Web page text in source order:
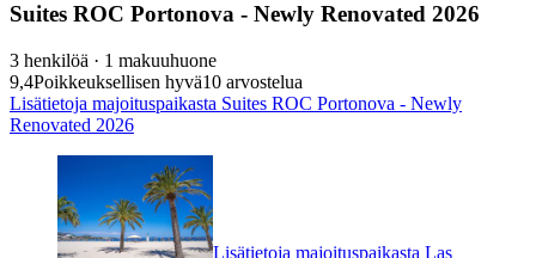
Suites ROC Portonova - Newly Renovated 2026
3 henkilöä · 1 makuuhuone
9,4Poikkeuksellisen hyvä10 arvostelua
Lisätietoja majoituspaikasta Suites ROC Portonova - Newly
Renovated 2026
Lisätietoja majoituspaikasta Las